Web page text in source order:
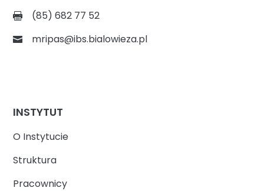
(85) 682 77 52
mripas@ibs.bialowieza.pl
INSTYTUT
O Instytucie
Struktura
Pracownicy